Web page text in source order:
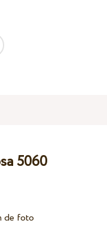
5060
de foto